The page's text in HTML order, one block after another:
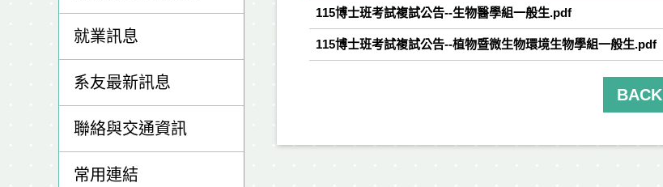
就業訊息
系友最新訊息
聯絡與交通資訊
常用連結
115博士班考試複試公告--生物醫學組一般生.pdf
115博士班考試複試公告--植物暨微生物環境生物學組一般生.pdf
BACK